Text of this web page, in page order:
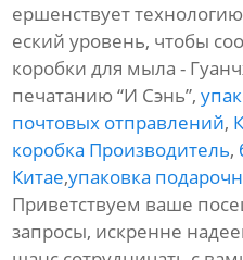
ершенствует
еский уровень, чтобы
коробки для мыла -
печатанию “И Сэнь”,
почтовых отправлений,
коробка Производитель,
Китае,упаковка
Приветствуем ваше
запросы, искренне